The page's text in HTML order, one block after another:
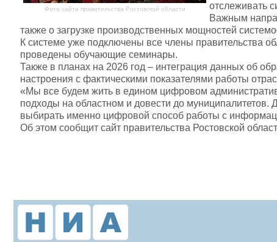
Фото сайта правительства Ростовской области
отслеживать
Важным
также о загрузке производственных мощностей
К системе уже подключены все члены правительства
проведены обучающие семинары.
Также в планах на 2026 год – интеграция данных об
настроения с фактическими показателями работы
«Мы все будем жить в едином цифровом
подходы на областном и довести до
выбирать именно цифровой способ работы с
Об этом сообщит сайт правительства Ростовской